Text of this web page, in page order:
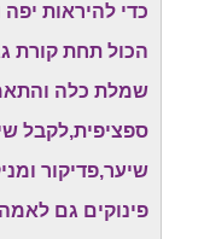
כדי להיראות יפה
הכול תחת קורת
שמלת כלה
ספציפית,לקבל
שיער,פדיקור
פינוקים גם